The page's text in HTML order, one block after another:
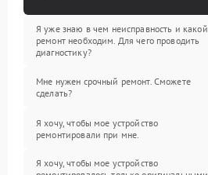
Я уже знаю в чем неисправность и какой
ремонт необходим. Для чего проводить
диагностику?
Мне нужен срочный ремонт. Сможете
сделать?
Я хочу, чтобы мое устройство
ремонтировали при мне.
Я хочу, чтобы мое устройство